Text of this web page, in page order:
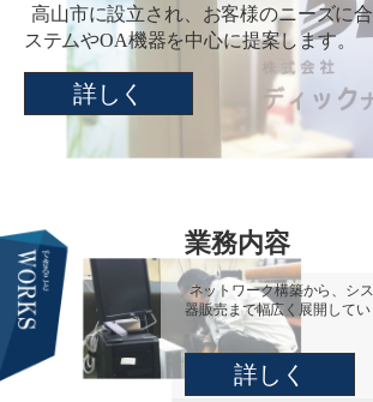
高山市に設立され、お客様のニーズに
ステムやOA機器を中心に提案します。
詳しく
業務内容
ネットワーク構築から、シ
器販売まで幅広く展開してい
詳しく